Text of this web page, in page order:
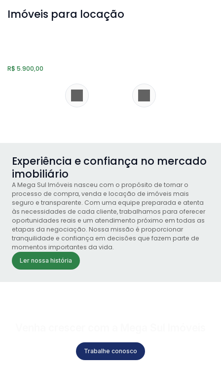
Imóveis para locação
1 Suíte + 2 Dormitórios
R$ 5.900,00
CEP: 88330-
390
, Rua Julieta
Lins
,201,Pioneiros Balneário
Camboriú
,Santa
Catarina
Experiência e confiança no mercado
imobiliário
A Mega Sul Imóveis nasceu com o propósito de tornar o
processo de compra, venda e locação de imóveis mais
seguro e transparente. Com uma equipe preparada e atenta
às necessidades de cada cliente, trabalhamos para oferecer
oportunidades reais e um atendimento próximo em todas as
etapas da negociação. Nossa missão é proporcionar
tranquilidade e confiança em decisões que fazem parte de
momentos importantes da vida.
Ler nossa história
Trabalhe conosco